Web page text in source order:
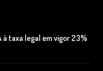
taxa legal em vigor 23%